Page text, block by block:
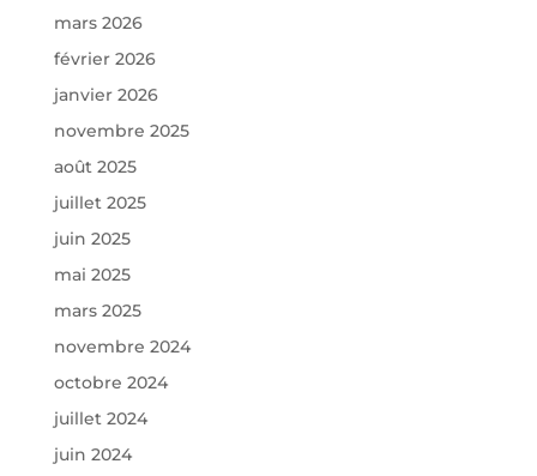
mars 2026
février 2026
janvier 2026
novembre 2025
août 2025
juillet 2025
juin 2025
mai 2025
mars 2025
novembre 2024
octobre 2024
juillet 2024
juin 2024